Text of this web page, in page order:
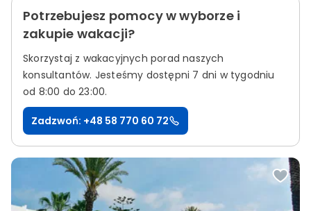
Potrzebujesz pomocy w wyborze i
zakupie wakacji?
Skorzystaj z wakacyjnych porad naszych
konsultantów. Jesteśmy dostępni 7 dni w tygodniu
od 8:00 do 23:00.
Zadzwoń: +48 58 770 60 72